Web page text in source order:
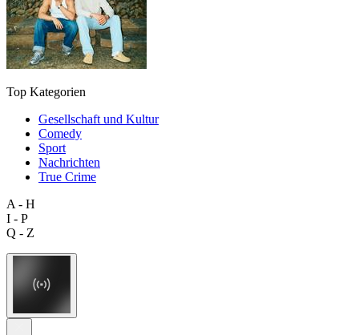
Top Kategorien
Gesellschaft und Kultur
Comedy
Sport
Nachrichten
True Crime
A - H
I - P
Q - Z